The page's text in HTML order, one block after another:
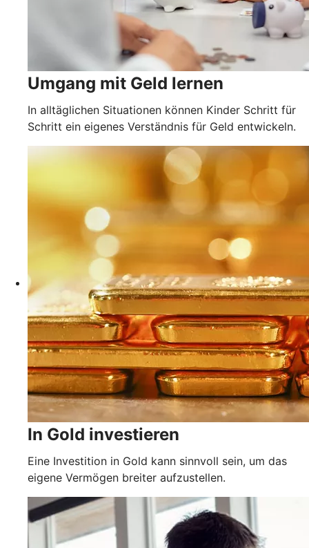
Umgang mit Geld lernen
In alltäglichen Situationen können Kinder Schritt für
Schritt ein eigenes Verständnis für Geld entwickeln.
In Gold investieren
Eine Investition in Gold kann sinnvoll sein, um das
eigene Vermögen breiter aufzustellen.